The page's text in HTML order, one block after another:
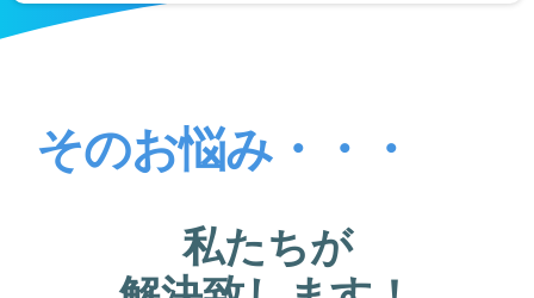
そのお悩み・・・
私たちが